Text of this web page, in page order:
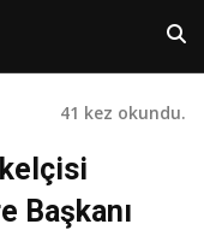
41 kez okundu.
Başkanı